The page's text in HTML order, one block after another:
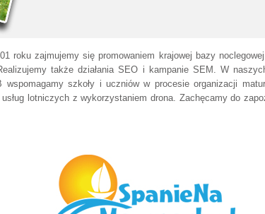
roku zajmujemy się promowaniem krajowej bazy
także działania SEO i kampanie SEM. W
szkoły i uczniów w procesie organizacji
lotniczych z wykorzystaniem drona. Zachęcamy do